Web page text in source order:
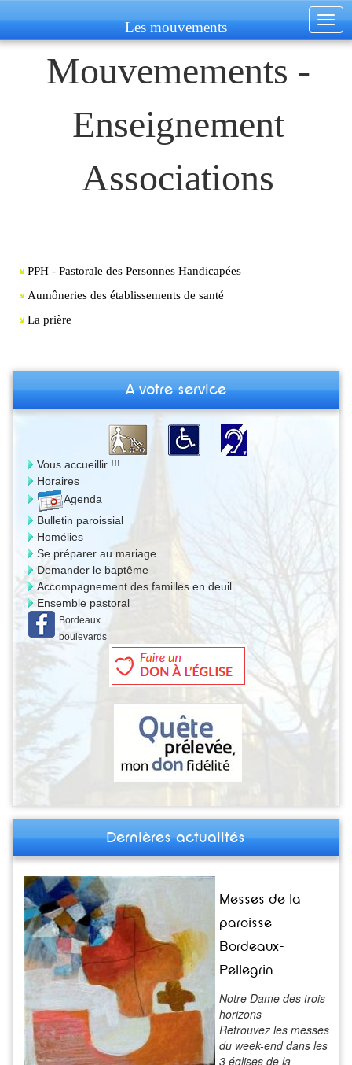
Les mouvements
Mouvemements -
Enseignement
Associations
PPH - Pastorale des Personnes Handicapées
Aumôneries des établissements de santé
La prière
A votre service
Vous accueillir !!!
Horaires
Agenda
Bulletin paroissial
Homélies
Se préparer au mariage
Demander le baptême
Accompagnement des familles en deuil
Ensemble pastoral
Bordeaux
boulevards
Dernières actualités
Messes de la
paroisse
Bordeaux-
Pellegrin
Notre Dame des trois
horizons
Retrouvez les messes
du week-end dans les
3 églises de la